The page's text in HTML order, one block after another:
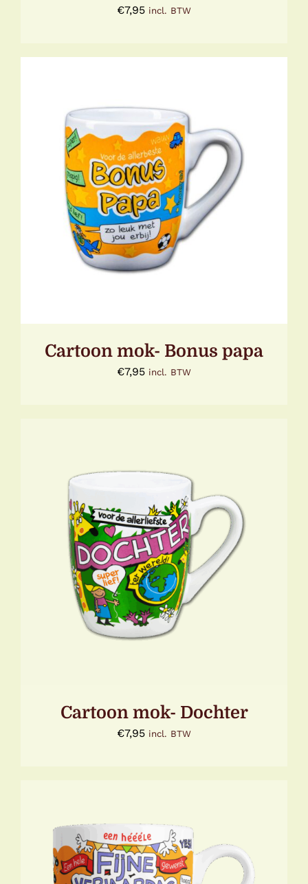
€7,95 incl. BTW
TOEVOEGEN AAN WINKELWAGEN
DETAILS
Cartoon mok- Bonus papa
€7,95 incl. BTW
TOEVOEGEN AAN WINKELWAGEN
/
DETAILS
Cartoon mok- Dochter
€7,95 incl. BTW